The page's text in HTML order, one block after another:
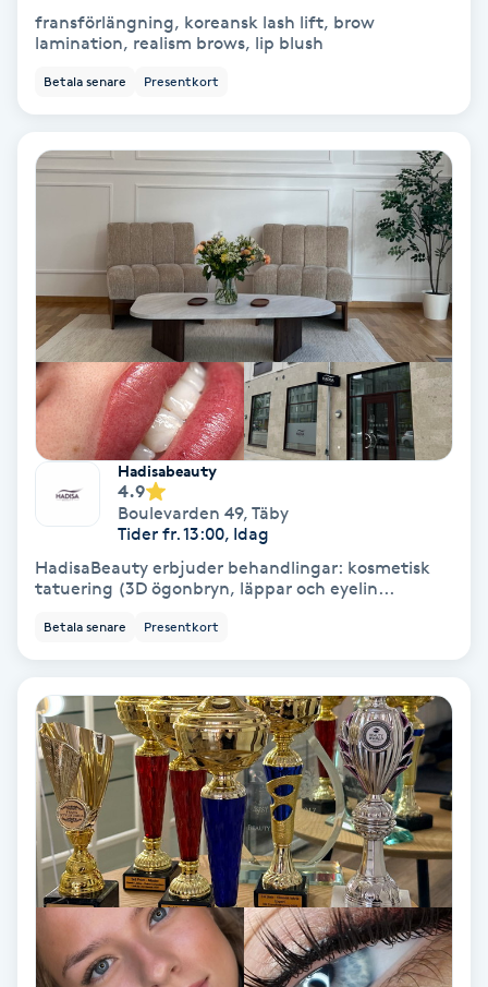
Navelpiercing
NBE-massage
Ny frisyr
Olaplexbehandling
Ombre
Ombre brows
Ombre naglar
Ortobionomi
Ortopedi
Osteopati
Paraffinbehandling
Pedikyr
Pensionärklippning
fransförlängning, koreansk lash lift, brow
lamination, realism brows, lip blush
Betala senare Presentkort
Hadisabeauty
4.9
Boulevarden 49, Täby
Tider fr. 13:00, Idag
HadisaBeauty erbjuder behandlingar: kosmetisk
tatuering (3D ögonbryn, läppar och eyelin...
Betala senare Presentkort